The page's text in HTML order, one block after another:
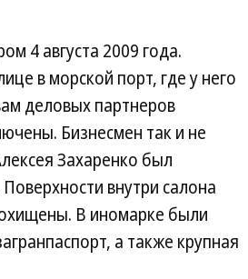
4 августа 2009 года.
в морской порт, где у него
деловых партнеров
Бизнесмен так и не
Захаренко был
внутри салона
В иномарке были
а также крупная